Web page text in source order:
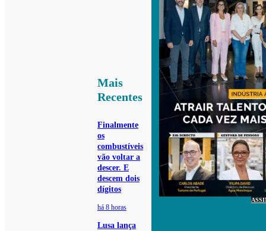
Mais
Recentes
Finalmente
os
combustíveis
vão voltar a
descer. E
descem dois
dígitos
há 8 horas
Lusa lança